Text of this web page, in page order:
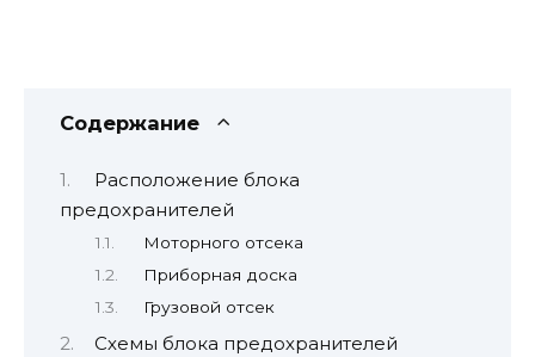
Содержание
Расположение блока
предохранителей
Моторного отсека
Приборная доска
Грузовой отсек
Схемы блока предохранителей